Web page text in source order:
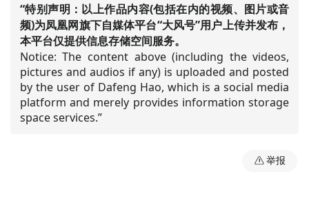
“特别声明：以上作品内容(包括在内的视频、图片或音
频)为凤凰网旗下自媒体平台“大风号”用户上传并发布，
本平台仅提供信息存储空间服务。
Notice: The content above (including the videos,
pictures and audios if any) is uploaded and posted
by the user of Dafeng Hao, which is a social media
platform and merely provides information storage
space services.”
举报